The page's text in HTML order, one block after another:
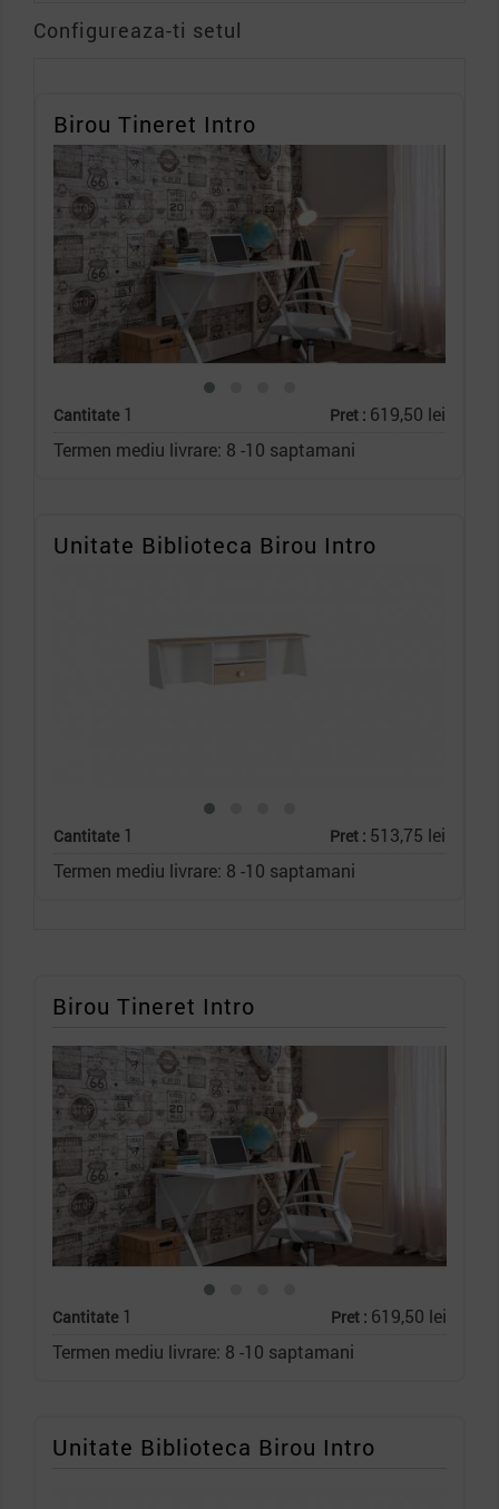
Configureaza-ti setul
Birou Tineret Intro
Cantitate1 Pret : 619,50 lei
Termen mediu livrare: 8 -10 saptamani
Unitate Biblioteca Birou Intro
Cantitate1 Pret : 513,75 lei
Termen mediu livrare: 8 -10 saptamani
Birou Tineret Intro
Cantitate1 Pret : 619,50 lei
Termen mediu livrare: 8 -10 saptamani
Unitate Biblioteca Birou Intro